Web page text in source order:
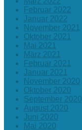
Februar 2022
Januar 2022
November 2021
Oktober 2021
Mai 2021
März 2021
Februar 2021
Januar 2021
November 2020
Oktober 2020
September 2020
August 2020
Juni 2020
Mai 2020